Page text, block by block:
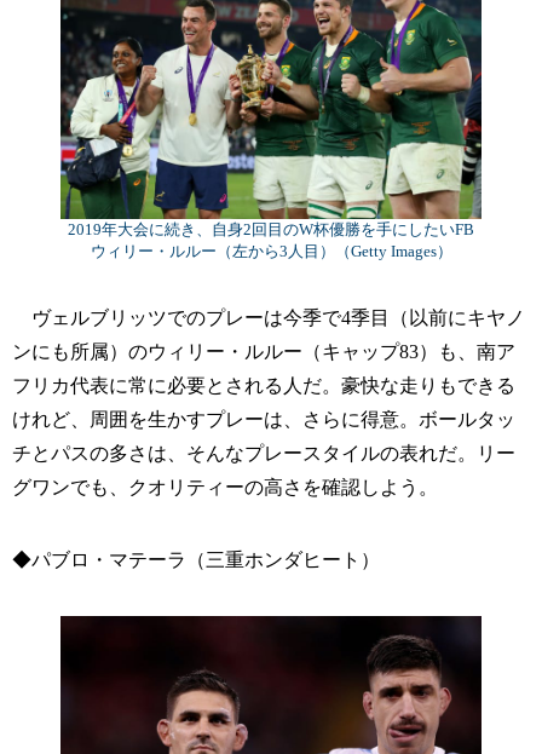
2019年大会に続き、自身2回目のW杯優勝を手にしたいFB
ウィリー・ルルー（左から3人目）（Getty Images）
ヴェルブリッツでのプレーは今季で4季目（以前にキヤノ
ンにも所属）のウィリー・ルルー（キャップ83）も、南ア
フリカ代表に常に必要とされる人だ。豪快な走りもできる
けれど、周囲を生かすプレーは、さらに得意。ボールタッ
チとパスの多さは、そんなプレースタイルの表れだ。リー
グワンでも、クオリティーの高さを確認しよう。
◆パブロ・マテーラ（三重ホンダヒート）